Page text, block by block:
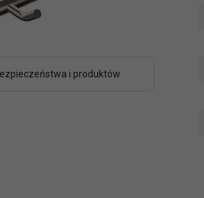
i produktów